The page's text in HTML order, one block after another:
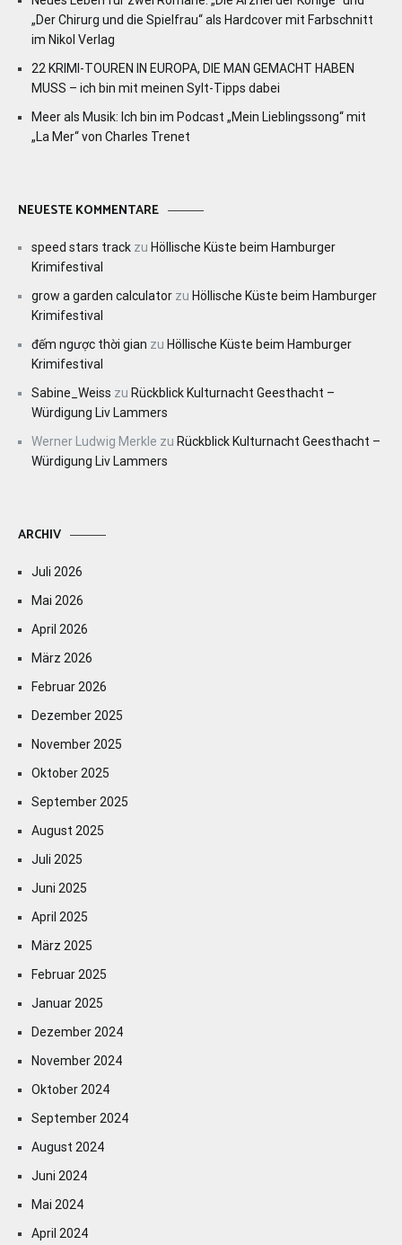
„Der Chirurg und die Spielfrau“ als Hardcover mit Farbschnitt
im Nikol Verlag
22 KRIMI-TOUREN IN EUROPA, DIE MAN GEMACHT HABEN
MUSS – ich bin mit meinen Sylt-Tipps dabei
Meer als Musik: Ich bin im Podcast „Mein Lieblingssong“ mit
„La Mer“ von Charles Trenet
NEUESTE KOMMENTARE
speed stars track zu Höllische Küste beim Hamburger
Krimifestival
grow a garden calculator zu Höllische Küste beim Hamburger
Krimifestival
đếm ngược thời gian zu Höllische Küste beim Hamburger
Krimifestival
Sabine_Weiss zu Rückblick Kulturnacht Geesthacht –
Würdigung Liv Lammers
Werner Ludwig Merkle zu Rückblick Kulturnacht Geesthacht –
Würdigung Liv Lammers
ARCHIV
Juli 2026
Mai 2026
April 2026
März 2026
Februar 2026
Dezember 2025
November 2025
Oktober 2025
September 2025
August 2025
Juli 2025
Juni 2025
April 2025
März 2025
Februar 2025
Januar 2025
Dezember 2024
November 2024
Oktober 2024
September 2024
August 2024
Juni 2024
Mai 2024
April 2024